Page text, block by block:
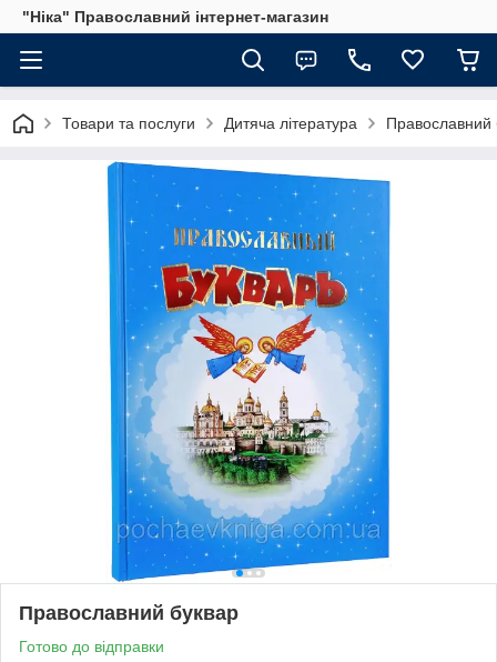
"Ніка" Православний інтернет-магазин
Товари та послуги Дитяча література Православний
Православний буквар
Готово до відправки